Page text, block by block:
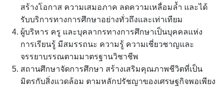
สร้างโอกาส ความเสมอภาค ลดความเหลื่อมล้ำ และได้
รับบริการทางการศึกษาอย่างทั่วถึงและเท่าเทียม
ผู้บริหาร ครู และบุคลากรทางการศึกษาเป็นบุคคลแห่ง
การเรียนรู้ มีสมรรถนะ ความรู้ ความเชี่ยวชาญและ
จรรยาบรรณตามมาตรฐานวิชาชีพ
สถานศึกษาจัดการศึกษา สร้างเสริมคุณภาพชีวิตที่เป็น
มิตรกับสิ่งแวดล้อม ตามหลักปรัชญาของเศรษฐกิจพอเพียง